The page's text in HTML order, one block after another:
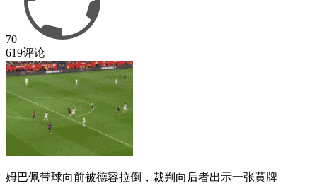
70
619评论
姆巴佩带球向前被德容拉倒，裁判向后者出示一张黄牌